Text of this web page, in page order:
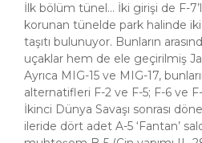
İlk bölüm tünel... İki girişi de F-
korunan tünelde park halinde iki
taşıtı bulunuyor. Bunların
uçaklar hem de ele geçirilmiş
Ayrıca MIG-15 ve MIG-17,
alternatifleri F-2 ve F-5; F-6 ve
İkinci Dünya Savaşı sonrası
ileride dört adet A-5 ‘Fantan’